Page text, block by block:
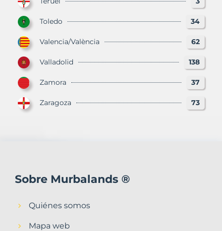
Toledo 34
Valencia/València 62
Valladolid 138
Zamora 37
Zaragoza 73
Sobre Murbalands ®
Quiénes somos
Mapa web